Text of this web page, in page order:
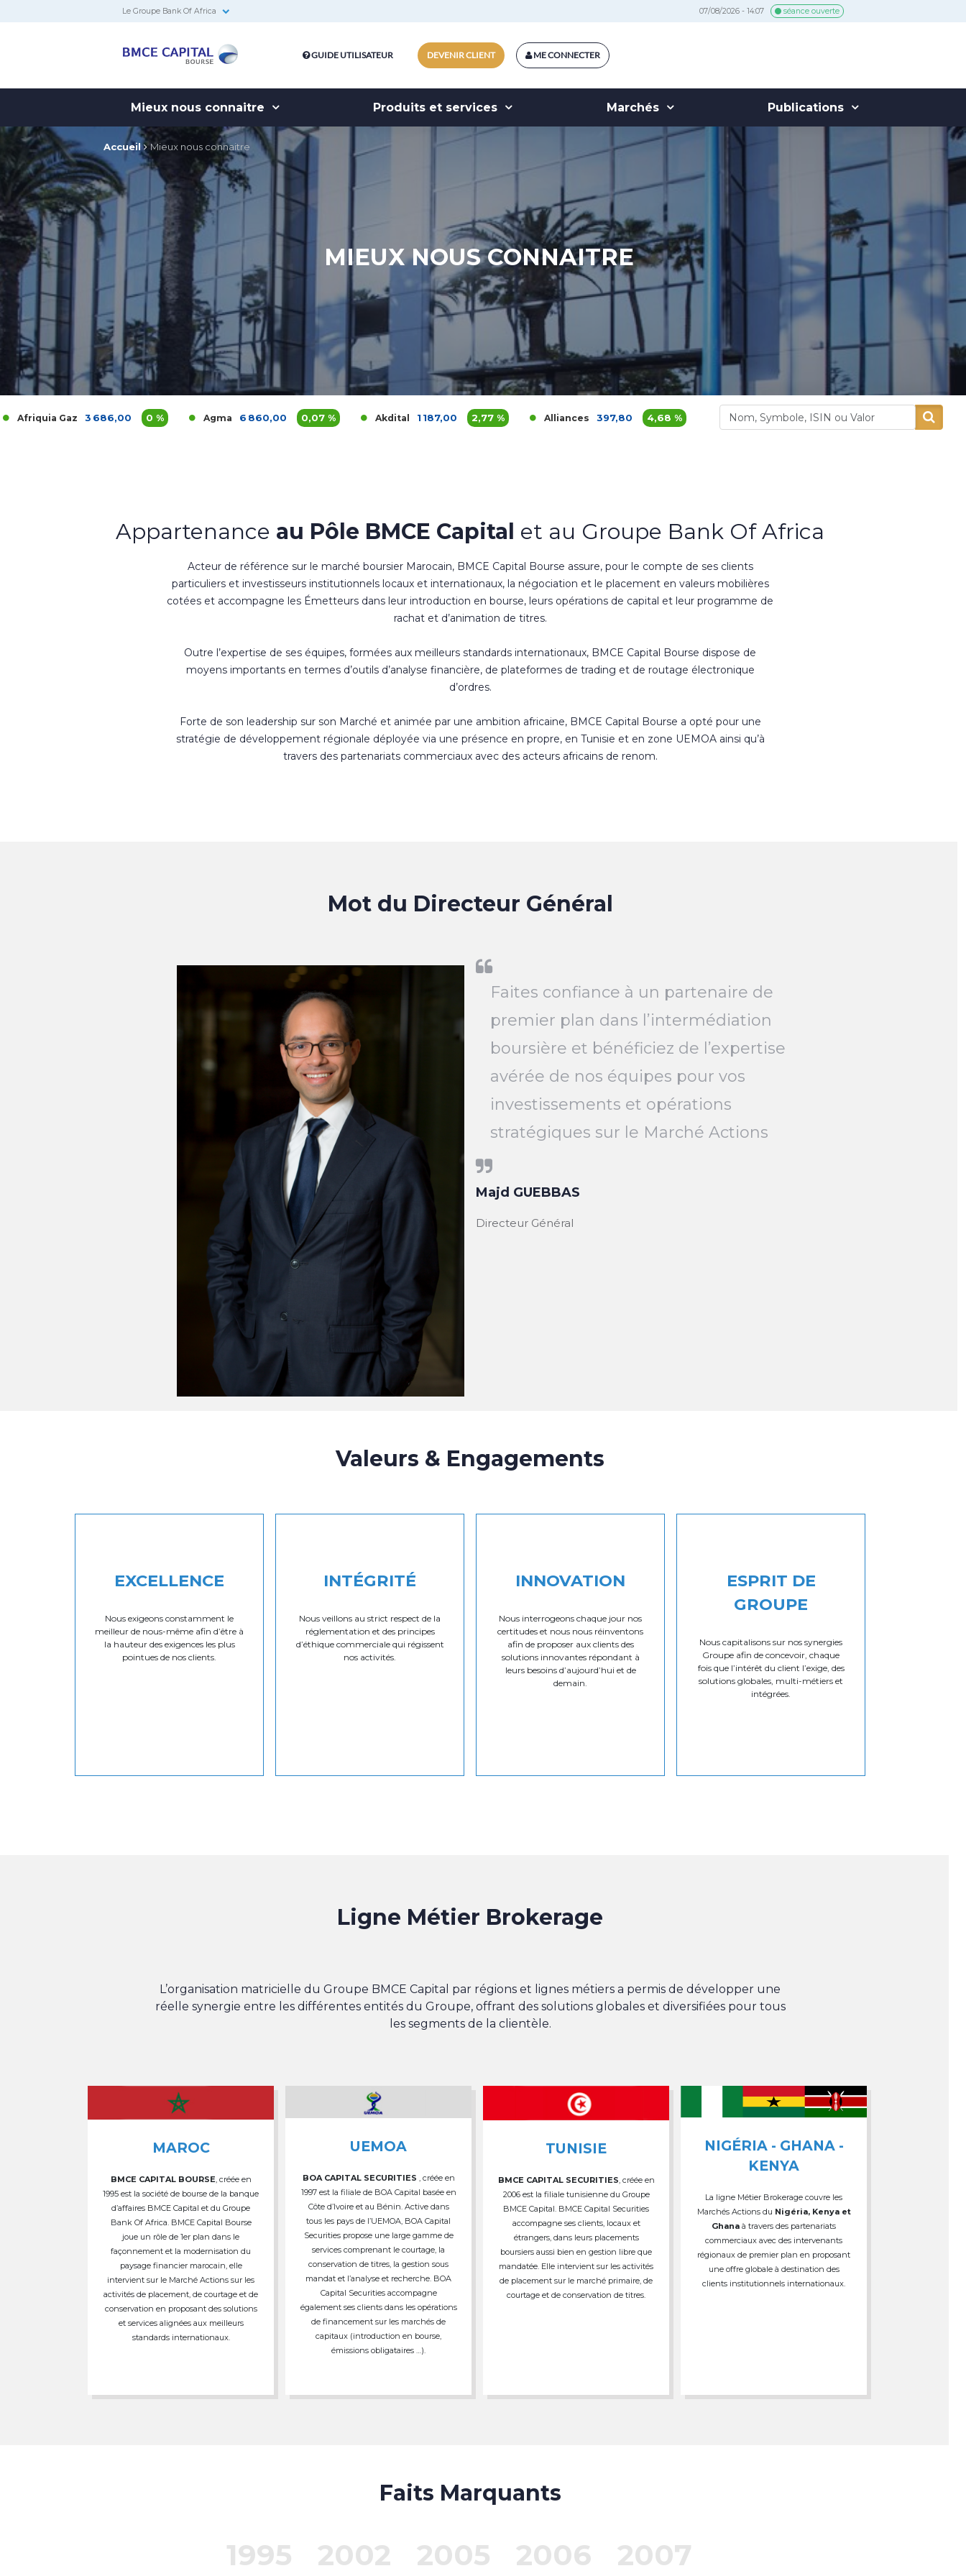
Le Groupe Bank Of Africa 07/08/2026 - 14:07 séance ouverte
Bourse
ME CONNECTER
DEVENIR CLIENT
GUIDE UTILISATEUR
Mieux nous connaitre Produits et services Marchés Publications
Accueil Mieux nous connaitre
MIEUX NOUS CONNAITRE
3 686,00 0 % Agma 6 860,00 0,07 % Akdital 1 187,00 2,77 % Alliances 397,80 4,68 % Aluminium Maroc 1 740,00 -2,25 % Aradei Capital
Appartenance au Pôle BMCE Capital et au Groupe Bank Of Africa
Acteur de référence sur le marché boursier Marocain, BMCE Capital Bourse assure, pour le compte de ses clients
particuliers et investisseurs institutionnels locaux et internationaux, la négociation et le placement en valeurs mobilières
cotées et accompagne les Émetteurs dans leur introduction en bourse, leurs opérations de capital et leur programme de
rachat et d’animation de titres.
Outre l’expertise de ses équipes, formées aux meilleurs standards internationaux, BMCE Capital Bourse dispose de
moyens importants en termes d’outils d’analyse financière, de plateformes de trading et de routage électronique
d’ordres.
Forte de son leadership sur son Marché et animée par une ambition africaine, BMCE Capital Bourse a opté pour une
stratégie de développement régionale déployée via une présence en propre, en Tunisie et en zone UEMOA ainsi qu’à
travers des partenariats commerciaux avec des acteurs africains de renom.
Mot du Directeur Général
Faites confiance à un partenaire de
premier plan dans l’intermédiation
boursière et bénéficiez de l’expertise
avérée de nos équipes pour vos
investissements et opérations
stratégiques sur le Marché Actions
Majd GUEBBAS
Directeur Général
Valeurs & Engagements
EXCELLENCE
Nous exigeons constamment le
meilleur de nous-même afin d’être à
la hauteur des exigences les plus
pointues de nos clients.
INTÉGRITÉ
Nous veillons au strict respect de la
réglementation et des principes
d’éthique commerciale qui régissent
nos activités.
INNOVATION
Nous interrogeons chaque jour nos
certitudes et nous nous réinventons
afin de proposer aux clients des
solutions innovantes répondant à
leurs besoins d’aujourd’hui et de
demain.
ESPRIT DE
GROUPE
Nous capitalisons sur nos synergies
Groupe afin de concevoir, chaque
fois que l’intérêt du client l’exige, des
solutions globales, multi-métiers et
intégrées.
Ligne Métier Brokerage
L’organisation matricielle du Groupe BMCE Capital par régions et lignes métiers a permis de développer une
réelle synergie entre les différentes entités du Groupe, offrant des solutions globales et diversifiées pour tous
les segments de la clientèle.
MAROC
BMCE CAPITAL BOURSE , créée en
1995 est la société de bourse de la banque
d’affaires BMCE Capital et du Groupe
Bank Of Africa. BMCE Capital Bourse
joue un rôle de 1er plan dans le
façonnement et la modernisation du
paysage financier marocain, elle
intervient sur le Marché Actions sur les
activités de placement, de courtage et de
conservation en proposant des solutions
et services alignées aux meilleurs
standards internationaux.
UEMOA
BOA CAPITAL SECURITIES , créée en
1997 est la filiale de BOA Capital basée en
Côte d’Ivoire et au Bénin. Active dans
tous les pays de l’UEMOA, BOA Capital
Securities propose une large gamme de
services comprenant le courtage, la
conservation de titres, la gestion sous
mandat et l’analyse et recherche. BOA
Capital Securities accompagne
également ses clients dans les opérations
de financement sur les marchés de
capitaux (introduction en bourse,
émissions obligataires …).
TUNISIE
BMCE CAPITAL SECURITIES , créée en
2006 est la filiale tunisienne du Groupe
BMCE Capital. BMCE Capital Securities
accompagne ses clients, locaux et
étrangers, dans leurs placements
boursiers aussi bien en gestion libre que
mandatée. Elle intervient sur les activités
de placement sur le marché primaire, de
courtage et de conservation de titres.
NIGÉRIA - GHANA -
KENYA
La ligne Métier Brokerage couvre les
Marchés Actions du Nigéria, Kenya et
Ghana à travers des partenariats
commerciaux avec des intervenants
régionaux de premier plan en proposant
une offre globale à destination des
clients institutionnels internationaux.
Faits Marquants
1995 2002 2005 2006 2007